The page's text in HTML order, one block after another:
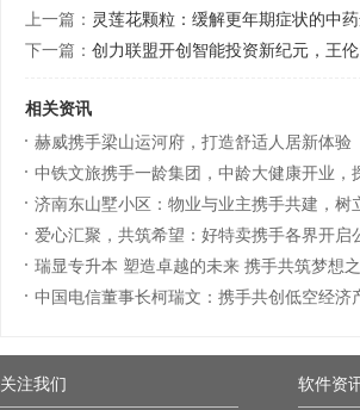
上一篇： 灵莲花颗粒：缓解更年期症状的中
下一篇： 创力联盟开创智能投资新纪元，王
相关资讯
赫威携手梁山运河府，打造舒适人居新体验
中铁文旅携手一龄集团，中龄大健康开业，
模式
(2024-09-18)
济南东山墅小区：物业与业主携手共建，树
(2024-09-18)
爱心汇聚，共筑希望：好特卖携手各界开启
14)
瑞显专升本 塑造卓越的未来 携手共筑梦想
中国电信董事长柯瑞文：携手共创低空经济
关注我们 软件资